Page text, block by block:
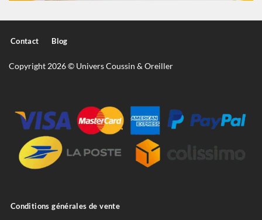
Contact Blog
Copyright 2026 © Univers Coussin & Oreiller
Conditions générales de vente